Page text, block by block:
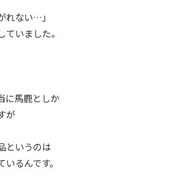
れない…」
いました。
に馬鹿としか
が
というのは
るんです。